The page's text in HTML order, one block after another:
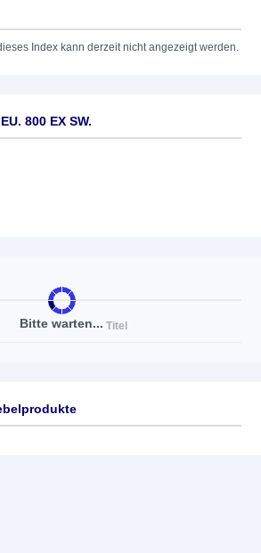
Index kann derzeit nicht angezeigt werden.
800 EX SW.
Bitte warten... Titel